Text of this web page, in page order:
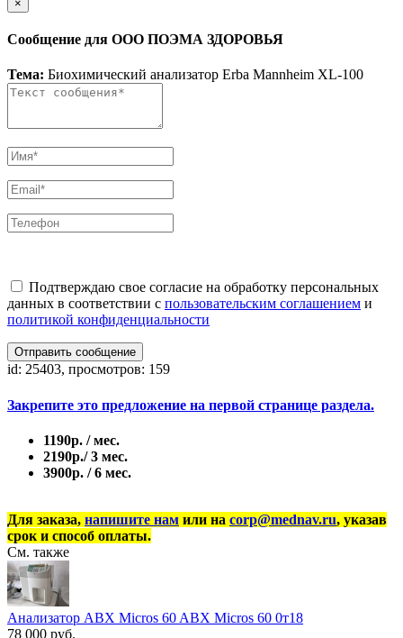
×
Сообщение для ООО ПОЭМА ЗДОРОВЬЯ
Тема: Биохимический анализатор Erba Mannheim XL-100
Подтверждаю свое согласие на обработку персональных
данных в соответствии с пользовательским соглашением и
политикой конфиденциальности
Отправить сообщение
id: 25403, просмотров: 159
Закрепите это предложение на первой странице раздела.
1190р. / мес.
2190р./ 3 мес.
3900р. / 6 мес.
Для заказа, напишите нам или на corp@mednav.ru, указав
срок и способ оплаты.
См. также
Анализатор ABX Micros 60 ABX Micros 60 0т18
78 000 руб.